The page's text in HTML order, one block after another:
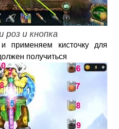
роз и кнопка
применяем кисточку для
получиться